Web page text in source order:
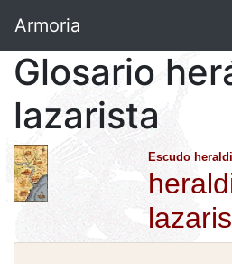
Armoria
Glosario
lazarista
Escudo